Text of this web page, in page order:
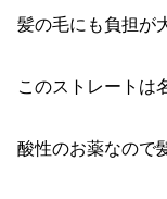
髪の毛にも負担が
このストレートは
酸性のお薬なので